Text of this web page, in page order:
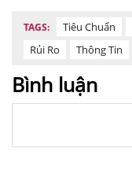
TAGS: Tiêu Chuẩn
Rủi Ro
Thông Tin
Bình luận